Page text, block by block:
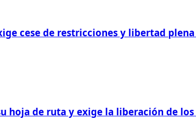
cese de restricciones y libertad
hoja de ruta y exige la liberación de